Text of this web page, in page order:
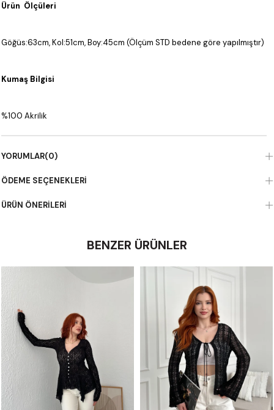
Ürün Ölçüleri
Göğüs:63cm, Kol:51cm, Boy:45cm (Ölçüm STD bedene göre yapılmıştır)
Kumaş Bilgisi
%100 Akrilik
YORUMLAR(0)
ÖDEME SEÇENEKLERI
ÜRÜN ÖNERILERI
BENZER ÜRÜNLER